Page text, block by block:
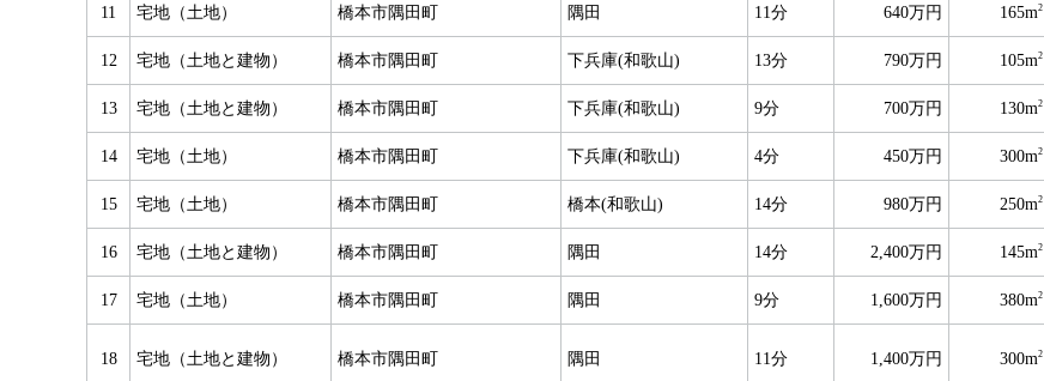
11 宅地（土地） 橋本市隅田町 隅田 11分 640万円 165m2
12 宅地（土地と建物） 橋本市隅田町 下兵庫(和歌山) 13分 790万円 105m2
13 宅地（土地と建物） 橋本市隅田町 下兵庫(和歌山) 9分 700万円 130m2
14 宅地（土地） 橋本市隅田町 下兵庫(和歌山) 4分 450万円 300m2
15 宅地（土地） 橋本市隅田町 橋本(和歌山) 14分 980万円 250m2
16 宅地（土地と建物） 橋本市隅田町 隅田 14分 2,400万円 145m2
17 宅地（土地） 橋本市隅田町 隅田 9分 1,600万円 380m2
18 宅地（土地と建物） 橋本市隅田町 隅田 11分 1,400万円 300m2